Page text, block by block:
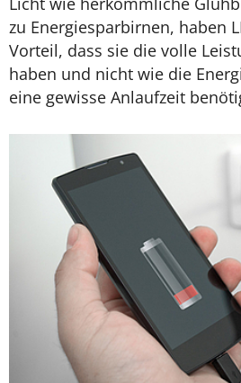
zu Energiesparbirnen, haben
Vorteil, dass sie die volle
haben und nicht wie die
eine gewisse Anlaufzeit